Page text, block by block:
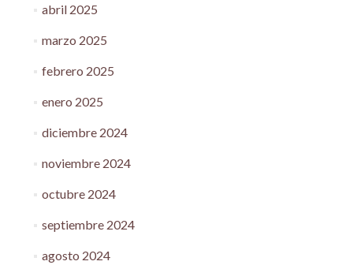
abril 2025
marzo 2025
febrero 2025
enero 2025
diciembre 2024
noviembre 2024
octubre 2024
septiembre 2024
agosto 2024